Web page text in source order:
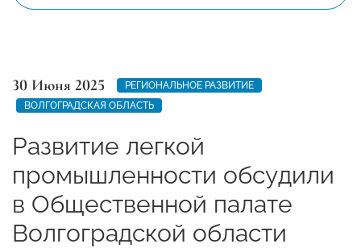
30 Июня 2025
РЕГИОНАЛЬНОЕ РАЗВИТИЕ
ВОЛГОГРАДСКАЯ ОБЛАСТЬ
Развитие легкой
промышленности обсудили
в Общественной палате
Волгоградской области